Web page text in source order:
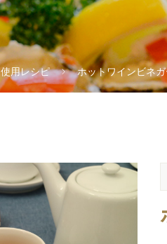
使用レシピ ホットワインビネガ